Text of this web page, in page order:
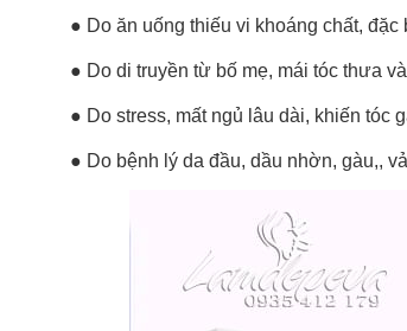
● Do ăn uống thiếu vi khoáng chất, đặc
● Do di truyền từ bố mẹ, mái tóc thưa
● Do stress, mất ngủ lâu dài, khiến tóc
● Do bệnh lý da đầu, dầu nhờn, gàu,,